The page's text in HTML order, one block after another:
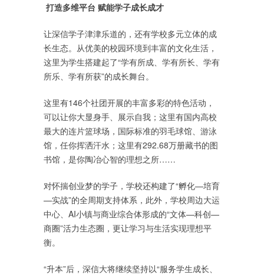
打造多维平台 赋能学子成长成才
让深信学子津津乐道的，还有学校多元立体的成
长生态。从优美的校园环境到丰富的文化生活，
这里为学生搭建起了“学有所成、学有所长、学有
所乐、学有所获”的成长舞台。
这里有146个社团开展的丰富多彩的特色活动，
可以让你大显身手、展示自我；这里有国内高校
最大的连片篮球场，国际标准的羽毛球馆、游泳
馆，任你挥洒汗水；这里有292.68万册藏书的图
书馆，是你陶冶心智的理想之所……
对怀揣创业梦的学子，学校还构建了“孵化—培育
—实战”的全周期支持体系，此外，学校周边大运
中心、AI小镇与商业综合体形成的“文体—科创—
商圈”活力生态圈，更让学习与生活实现理想平
衡。
“升本”后，深信大将继续坚持以“服务学生成长、